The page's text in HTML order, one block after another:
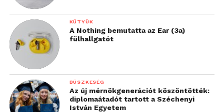
Sakkbizottságának elnöke adta át.
Legjobb U16 fiú: Pápai Máté (5/5 ponttal)
Részletes eredmén
results.com/tnr1263717.aspx?lan=1
Hivatalos weboldal:
https://www.globalchessfestival.com/index.php/hu/
KÜTYÜK
A Nothing bemutatta az Ear (3a)
fülhallgatót
BÜSZKESÉG
Az új mérnökgenerációt köszöntötték:
diplomaátadót tartott a Széchenyi
István Egyetem